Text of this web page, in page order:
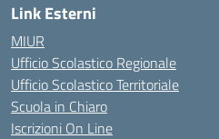
Link Esterni
MIUR
Ufficio Scolastico Regionale
Ufficio Scolastico Territoriale
Scuola in Chiaro
Iscrizioni On Line